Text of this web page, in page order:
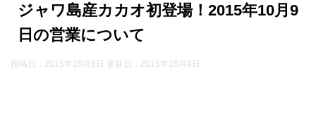
ジャワ島産カカオ初登場！2015年10月9
日の営業について
投稿日：2015年10月8日 更新日： 2015年10月9日